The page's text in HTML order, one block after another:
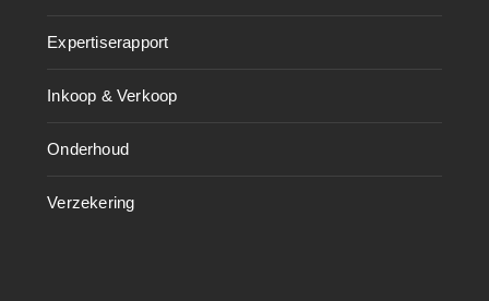
Expertiserapport
Inkoop & Verkoop
Onderhoud
Verzekering